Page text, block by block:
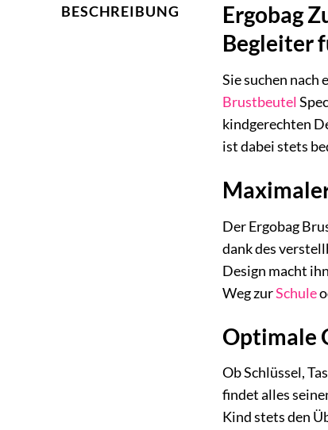
BESCHREIBUNG
Ergobag
Begleiter
Sie suchen
Brustbeutel
kindgerechten
ist dabei stets
Der Ergobag
dank des
Design macht
Weg zurSchule
Optimale
Ob Schlüssel,
findet alles
Kind stets den